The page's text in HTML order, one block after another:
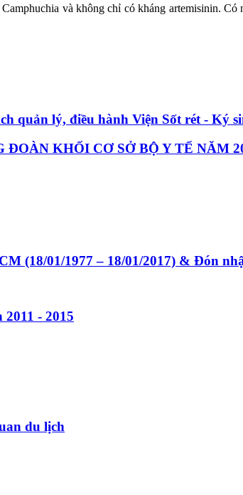
và không chỉ có kháng artemisinin.
quản lý, điều hành Viện Sốt rét -
KHỐI CƠ SỞ BỘ Y TẾ NĂM
(18/01/1977 – 18/01/2017) & Đón
- 2015
du lịch